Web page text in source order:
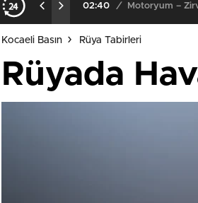
13:53 / SEO Uyumlu
Kocaeli Basın Rüya Tabirleri
Rüyada